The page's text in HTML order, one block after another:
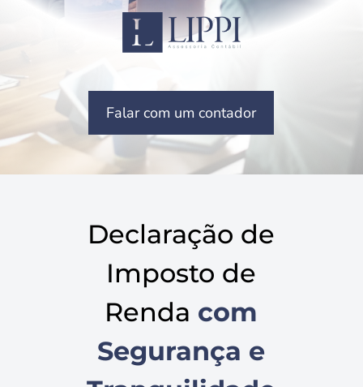
Falar com um contador
Declaração de
Imposto de
Renda com
Segurança e